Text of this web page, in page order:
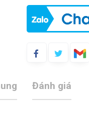
Đánh giá